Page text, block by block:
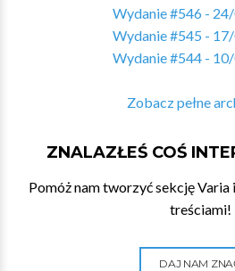
Wydanie #546 -
Wydanie #545 -
Wydanie #544 -
Zobacz pełne
ZNALAZŁEŚ COŚ
Pomóż nam tworzyć sekcję
treściami!
DAJ NAM